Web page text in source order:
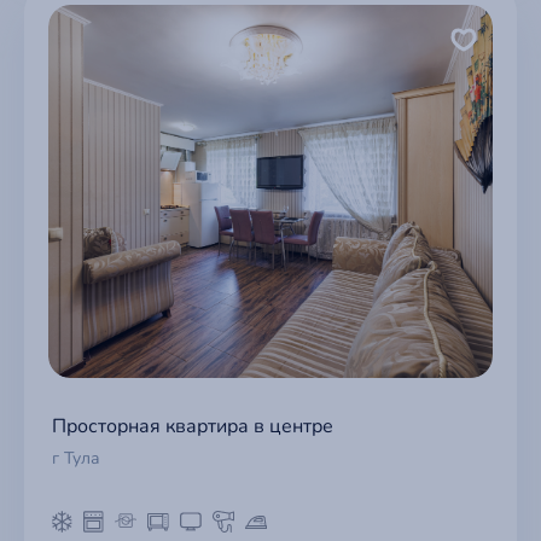
Просторная квартира в центре
г Тула